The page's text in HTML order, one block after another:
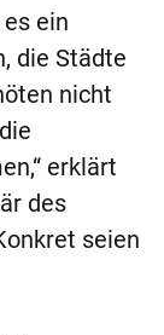
ein
die Städte
nicht
erklärt
des
seien